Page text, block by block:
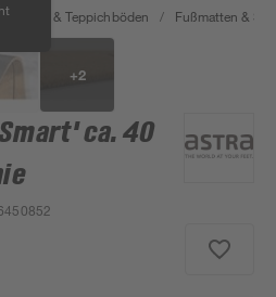
Teppiche & Teppichböden / Fußmatten &
+2
ca. 40